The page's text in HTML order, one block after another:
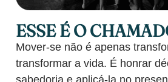
ESSE É O
Mover-se não é apenas
transformar a vida. É honrar
sabedoria e aplicá-la no